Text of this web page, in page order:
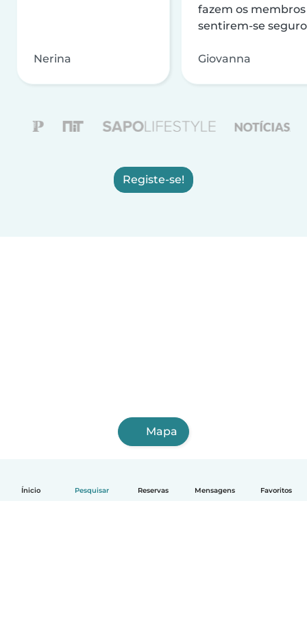
Ínicio Pesquisar Reservas Mensagens Favoritos
Nerina
fazem os membros
sentirem-se
Giovanna
Registe-se!
Mapa